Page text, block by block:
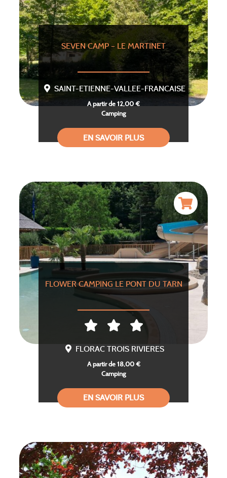
SEVEN CAMP – LE MARTINET
SAINT-ETIENNE-VALLEE-FRANCAISE
A partir de 12,00 €
Camping
EN SAVOIR PLUS
FLOWER CAMPING LE PONT DU TARN
FLORAC TROIS RIVIERES
A partir de 18,00 €
Camping
EN SAVOIR PLUS